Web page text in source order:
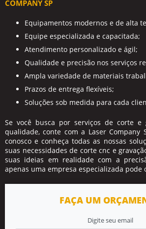
COMPANY SP
Equipamentos modernos e de alta
Equipe especializada e capacitada;
Atendimento personalizado e ágil;
Qualidade e precisão nos serviços
Ampla variedade de materiais
Prazos de entrega flexíveis;
Soluções sob medida para cada
Se você busca por serviços de corte e
qualidade, conte com a Laser Company
conosco e conheça todas as nossas
suas necessidades de corte cnc e
suas ideias em realidade com a
apenas uma empresa especializada pode
FAÇA UM
Digite seu email